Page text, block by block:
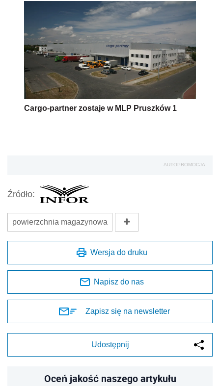
Cargo-partner zostaje w MLP Pruszków 1
AUTOPROMOCJA
Źródło:
powierzchnia magazynowa
Wersja do druku
Napisz do nas
Zapisz się na newsletter
Udostępnij
Oceń jakość naszego artykułu